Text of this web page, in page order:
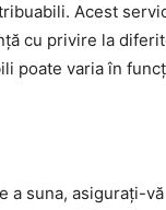
Acest
cu privire la
poate varia în
a suna, asigurați-